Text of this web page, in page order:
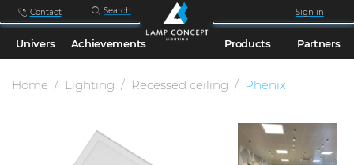
Contact Search Sign in
Univers Achievements Products Partners
Home Lighting Recessed ceiling Phenix